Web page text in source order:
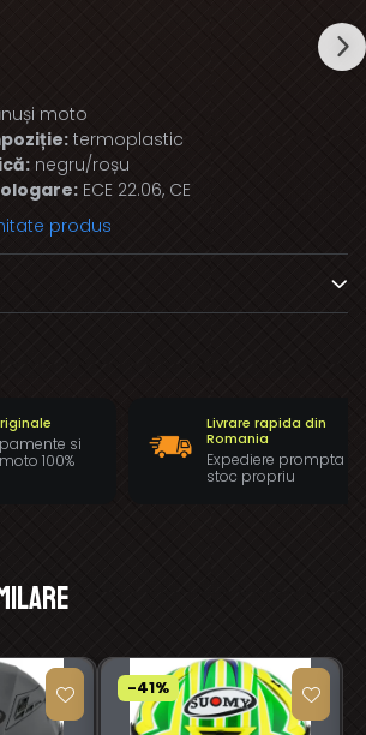
moto
termoplastic
negru/roșu
ECE 22.06, CE
produs
si
100%
Livrare rapida din
Romania
Expediere prompta
stoc propriu
-41%